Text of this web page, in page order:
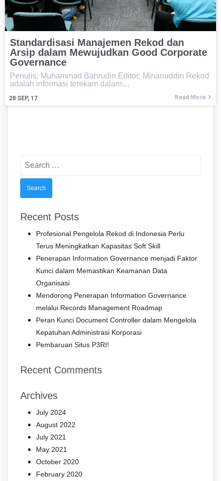
Standardisasi Manajemen Rekod dan
Arsip dalam Mewujudkan Good Corporate
Governance
28 SEP, 17
Penulis: Muhammad Bahrudin Editor: Minanuddin Rekod
adalah informasi terekam dalam…
Read More
for:
Recent Posts
Profesional Pengelola Rekod di Indonesia Perlu
Terus Meningkatkan Kapasitas Soft Skill
Penerapan Information Governance menjadi Faktor
Kunci dalam Memastikan Keamanan Data
Organisasi
Mendorong Penerapan Information Governance
melalui Records Management Roadmap
Peran Kunci Document Controller dalam Mengelola
Kepatuhan Administrasi Korporasi
Pembaruan Situs P3RI!
Recent Comments
Archives
July 2024
August 2022
July 2021
May 2021
October 2020
February 2020